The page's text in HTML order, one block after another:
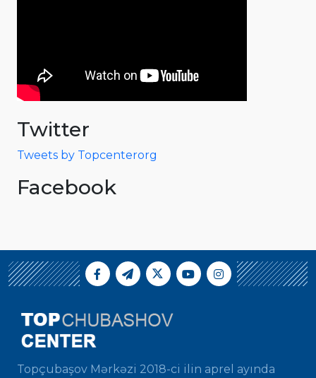
Twitter
Tweets by Topcenterorg
Facebook
Topçubaşov Mərkəzi 2018-ci ilin aprel ayında